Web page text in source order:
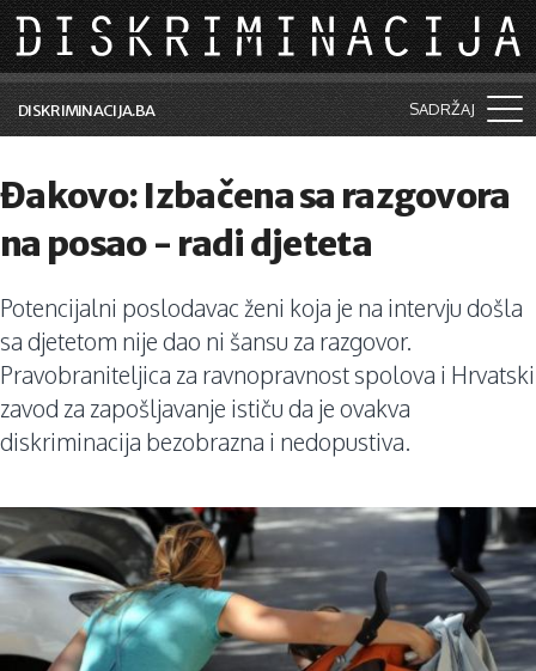
Skip to main content
DISKRIMINACIJA.BA SADRŽAJ
Vijesti i događaji
Aktuelne teme
Kolumne
Lične priče
Saradnja sa medijima
Đakovo: Izbačena sa razgovora
na posao - radi djeteta
Potencijalni poslodavac ženi koja je na intervju došla
sa djetetom nije dao ni šansu za razgovor.
Pravobraniteljica za ravnopravnost spolova i Hrvatski
zavod za zapošljavanje ističu da je ovakva
diskriminacija bezobrazna i nedopustiva.